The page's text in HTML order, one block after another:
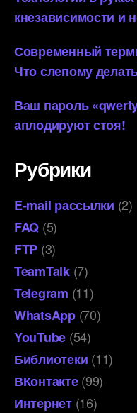
кнезависимости и
Современный
Что слепому
Ваш пароль
аплодируют стоя!
Рубрики
E-mail рассылки (2)
FAQ (5)
FTP (3)
TeamTalk(7)
Telegram (11)
WhatsApp(70)
YouTube (54)
Библиотеки (11)
ВКонтакте(99)
Интернет(16)